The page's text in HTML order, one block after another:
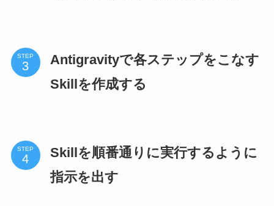
STEP
Antigravityで各ステップをこなす
Skillを作成する
STEP
Skillを順番通りに実行するように
指示を出す